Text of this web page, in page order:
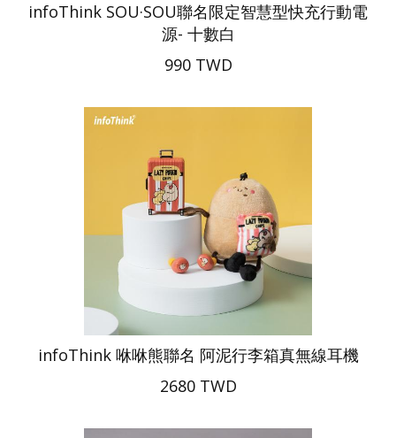
infoThink SOU·SOU聯名限定智慧型快充行動電
源- 十數白
990 TWD
infoThink 咻咻熊聯名 阿泥行李箱真無線耳機
2680 TWD